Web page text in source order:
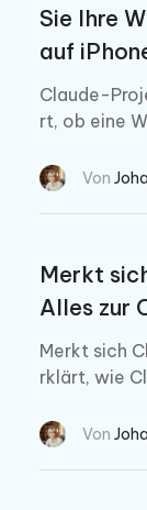
Sie Ihre
auf
Claude-
rt, ob eine
ortierte
Von
Merkt
Alles zur
Merkt sich
rklärt, wie
en undVon